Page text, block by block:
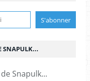
SNAPULK...